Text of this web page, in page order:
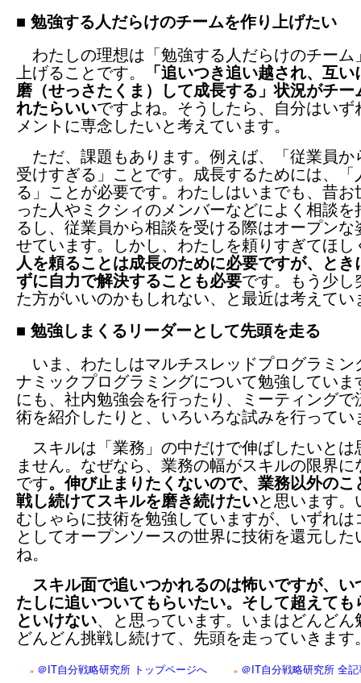
■ 勉強する人だらけのチームを作り上げたい
わたしの理想は「勉強する人だらけのチーム
上げることです。
「追いつき追い越され、互い
磨（せっさたくま）して成長する」状況がチー
れたらいいですよね。そうしたら、自分はいず
メントに専念したいと考えています。
ただ、課題もあります。例えば、「従業員か
受けすぎる」ことです。成長するためには、「
る」ことが必要です。わたしはいまでも、昔お
った人やミクシィのメンバーなどによく相談を
るし、従業員から相談を受ける際はオープンな
せています。しかし、わたしを頼りすぎてほし
人を頼ることは成長のために必要ですが、とき
ずに自力で解決することも必要です。もう少し
た方がいいのかもしれない、と最近は考えてい
■ 勉強しまくるリーダーとして先頭を走る
いま、わたしはマルチスレッドプログラミン
ナミックプログラミングについて勉強していま
にも、社内勉強会を行ったり、ミーティングで
術を紹介したりと、いろいろな試みを行ってい
スキルは「業務」の中だけで伸ばしたいとは
ません。なぜなら、業務の幅がスキルの限界に
です。伸び止まりたくないので、業務以外のこ
戦し続けてスキルを磨き続けたいと思います。
むしゃらに技術を勉強していますが、いずれは
としてオープンソースの世界に技術を還元した
ね。
スキル面で追いつかれるのは怖いですが、い
たしに追いついてもらいたい。そして超えても
といけない、と思っています。いまはどんどん
どんどん挑戦し続けて、先頭を走っていきます
»＠IT自分戦略研究所 トップページへ » ＠IT自分戦略研究所 全